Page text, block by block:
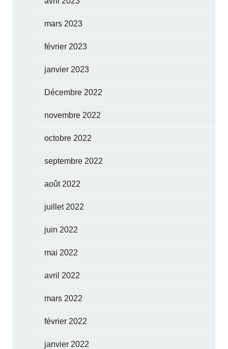
mars 2023
février 2023
janvier 2023
Décembre 2022
novembre 2022
octobre 2022
septembre 2022
août 2022
juillet 2022
juin 2022
mai 2022
avril 2022
mars 2022
février 2022
janvier 2022